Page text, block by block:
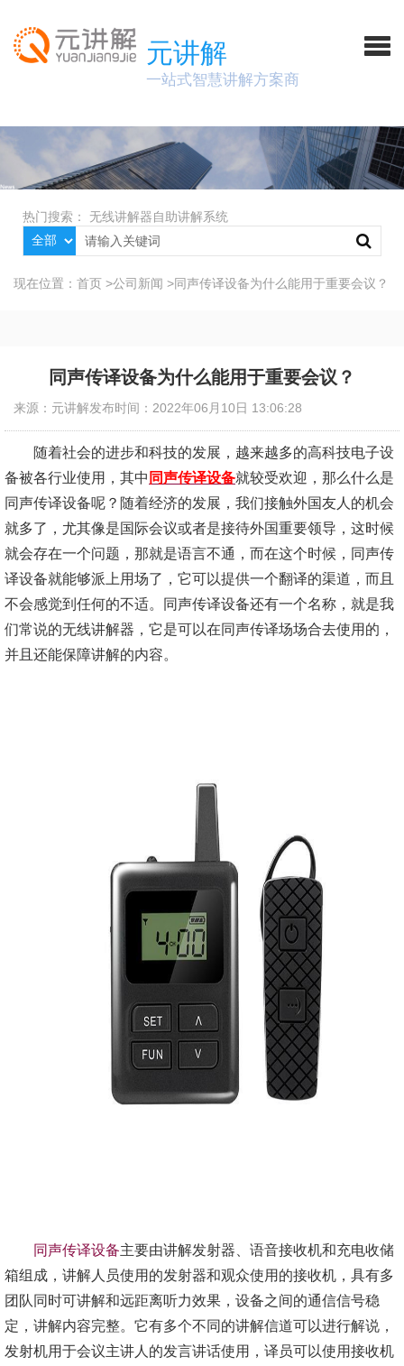
元讲解
一站式智慧讲解方案商
热门搜索： 无线讲解器自助讲解系统
现在位置： 首页 >公司新闻 >同声传译设备为什么能用于重要会议？
同声传译设备为什么能用于重要会议？
来源：元讲解发布时间：2022年06月10日 13:06:28
随着社会的进步和科技的发展，越来越多的高科技电子设
备被各行业使用，其中 同声传译设备就较受欢迎，那么什么是
同声传译设备呢？随着经济的发展，我们接触外国友人的机会
就多了，尤其像是国际会议或者是接待外国重要领导，这时候
就会存在一个问题，那就是语言不通，而在这个时候，同声传
译设备就能够派上用场了，它可以提供一个翻译的渠道，而且
不会感觉到任何的不适。同声传译设备还有一个名称，就是我
们常说的无线讲解器，它是可以在同声传译场场合去使用的，
并且还能保障讲解的内容。
同声传译设备主要由讲解发射器、语音接收机和充电收储
箱组成，讲解人员使用的发射器和观众使用的接收机，具有多
团队同时可讲解和远距离听力效果，设备之间的通信信号稳
定，讲解内容完整。它有多个不同的讲解信道可以进行解说，
发射机用于会议主讲人的发言讲话使用，译员可以使用接收机